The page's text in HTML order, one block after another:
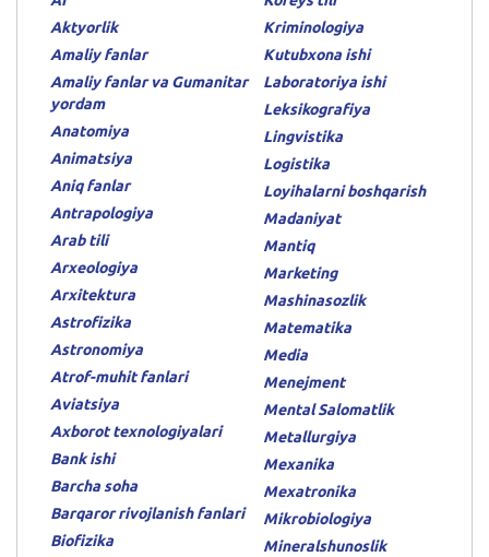
Aktyorlik
Amaliy fanlar
Amaliy fanlar va Gumanitar
yordam
Anatomiya
Animatsiya
Aniq fanlar
Antrapologiya
Arab tili
Arxeologiya
Arxitektura
Astrofizika
Astronomiya
Atrof-muhit fanlari
Aviatsiya
Axborot texnologiyalari
Bank ishi
Barcha soha
Barqaror rivojlanish fanlari
Biofizika
Kriminologiya
Kutubxona ishi
Laboratoriya ishi
Leksikografiya
Lingvistika
Logistika
Loyihalarni boshqarish
Madaniyat
Mantiq
Marketing
Mashinasozlik
Matematika
Media
Menejment
Mental Salomatlik
Metallurgiya
Mexanika
Mexatronika
Mikrobiologiya
Mineralshunoslik